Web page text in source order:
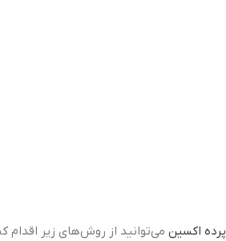
پرده اکسین می‌توانید از روش‌های زیر اقدام